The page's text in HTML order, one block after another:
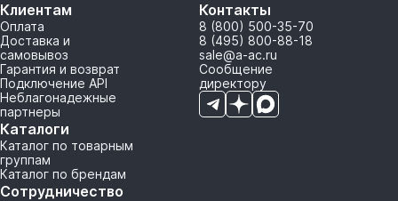
Клиентам
Оплата
Доставка и
самовывоз
Гарантия и возврат
Подключение API
Неблагонадежные
партнеры
Каталоги
Каталог по товарным
группам
Каталог по брендам
Сотрудничество
Контакты
8 (800) 500-35-70
8 (495) 800-88-18
sale@a-ac.ru
Сообщение
директору